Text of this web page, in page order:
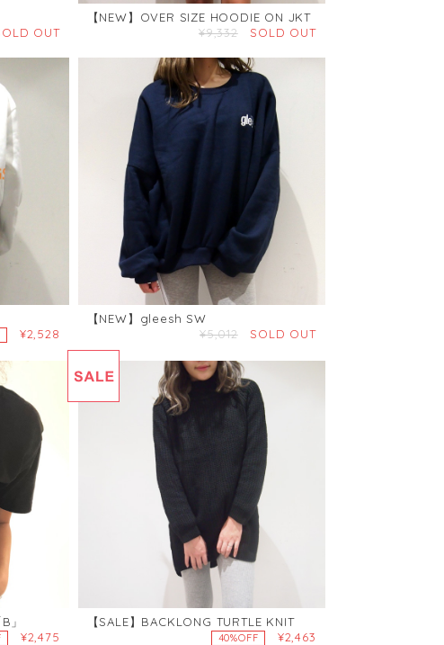
OUT
【NEW】OVER SIZE HOODIE ON JKT
¥9,332
SOLD OUT
¥2,528
【NEW】gleesh SW
¥5,012
SOLD OUT
」
¥2,475
【SALE】BACKLONG TURTLE KNIT
40%OFF ¥2,463